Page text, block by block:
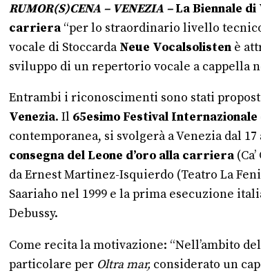
RUMOR(S)CENA – VENEZIA –La Biennale di
carriera “per lo straordinario livello
vocale di StoccardaNeue Vocalsolisten è
sviluppo di un repertorio vocale a cappella
Entrambi i riconoscimenti sono stati
Venezia. Il 65esimo Festival
contemporanea, si svolgerà a Venezia dal
consegna del Leone d’oro alla carriera
da Ernest Martinez-Isquierdo (Teatro La
Saariaho nel 1999 e la prima esecuzione
Debussy.
Come recita la motivazione: “Nell’ambito
particolare per Oltra mar, considerato un